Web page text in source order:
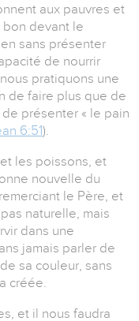
aux pauvres et
devant le
sans présenter
de nourrir
pratiquons une
de faire plus que de
présenter « le pain
6:51).
les poissons, et
nouvelle du
le Père, et
naturelle, mais
dans une
jamais parler de
sa couleur, sans
créée.
et il nous faudra